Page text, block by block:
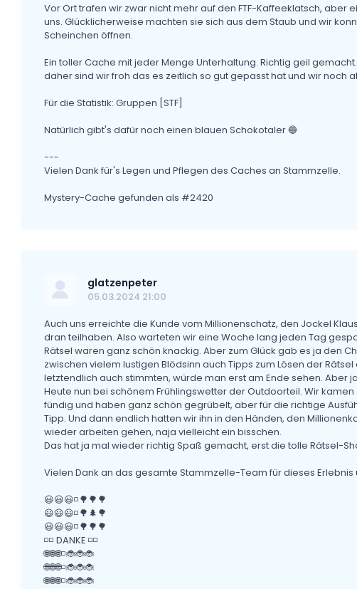
Vor Ort trafen wir zwar nicht mehr auf den FTF-Kaffeeklatsch, aber
uns. Glücklicherweise machten sie sich aus dem Staub und wir
Scheinchen öffnen.
Ein toller Cache mit jeder Menge Unterhaltung. Richtig geil
daher sind wir froh das es zeitlich so gut gepasst hat und wir noch
Für die Statistik: Gruppen [STF]
Natürlich gibt's dafür noch einen blauen Schokotaler 🔵
---
Vielen Dank für's Legen und Pflegen des Caches an Stammzelle.
Mystery-Cache gefunden als #2420
glatzenpeter
05.03.2024 21:00
Auch uns erreichte die Kunde vom Millionenschatz, den Jockel
dran teilhaben. Also warteten wir eine Woche lang jeden Tag
Rätsel waren ganz schön knackig. Aber zum Glück gab es ja den
zwischen vielem lustigen Blödsinn auch Tipps zum Lösen der
letztendlich auch stimmten, würde man erst am Ende sehen. Aber
Heute nun bei schönem Frühlingswetter der Outdoorteil. Wir
fündig und haben ganz schön gegrübelt, aber für die richtige
Tipp. Und dann endlich hatten wir ihn in den Händen, den
wieder arbeiten gehen, naja vielleicht ein bisschen.
Das hat ja mal wieder richtig Spaß gemacht, erst die tolle Rätsel-
Vielen Dank an das gesamte Stammzelle-Team für dieses Erlebnis
😃😃😃◽🌳🌳🌳
😃😃😃◽🌳🌲🌳
😃😃😃◽🌳🌳🌳
◽◽ DANKE ◽◽
🌐🌐🌐◽🐞🐞🐞
🌐🌐🌐◽🐞🐞🐞
🌐🌐🌐◽🐞🐞🐞